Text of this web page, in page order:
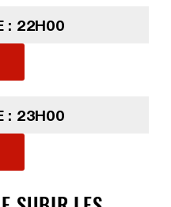
: 22H00
: 23H00